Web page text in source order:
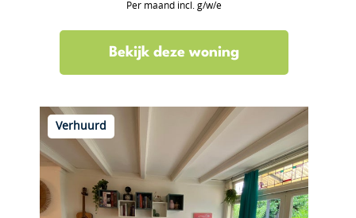
Per maand incl. g/w/e
Bekijk deze woning
Verhuurd